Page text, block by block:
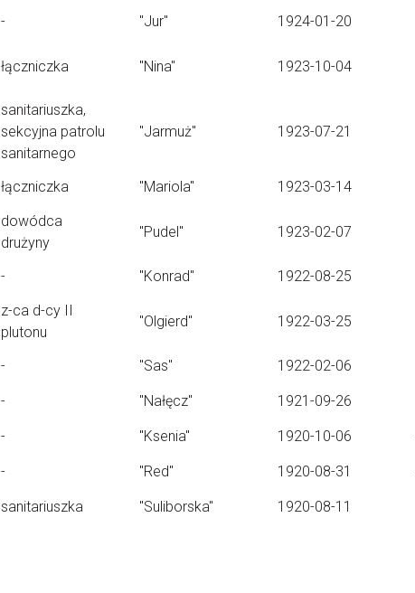
- "Jur" 1924-01-20
łączniczka "Nina" 1923-10-04
sanitariuszka,
sekcyjna patrolu
sanitarnego
"Jarmuż" 1923-07-21
łączniczka "Mariola" 1923-03-14
dowódca
drużyny
"Pudel" 1923-02-07
- "Konrad" 1922-08-25
z-ca d-cy II
plutonu
"Olgierd" 1922-03-25
- "Sas" 1922-02-06
- "Nałęcz" 1921-09-26
- "Ksenia" 1920-10-06
- "Red" 1920-08-31
sanitariuszka "Suliborska" 1920-08-11